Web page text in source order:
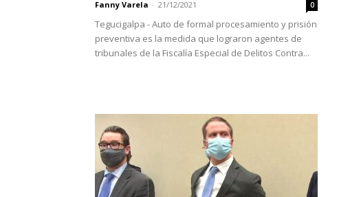
Fanny Varela - 21/12/2021 0
Tegucigalpa - Auto de formal procesamiento y prisión
preventiva es la medida que lograron agentes de
tribunales de la Fiscalía Especial de Delitos Contra...